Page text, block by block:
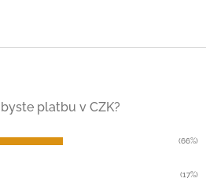
platbu v CZK?
(66%)
(17%)